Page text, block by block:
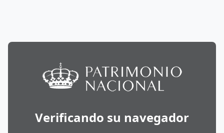
Verificando su navegador